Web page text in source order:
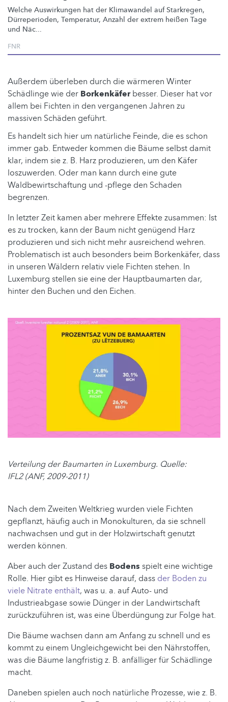
Welche Auswirkungen hat der Klimawandel auf Starkregen,
Dürreperioden, Temperatur, Anzahl der extrem heißen Tage
und Näc...
FNR
Außerdem überleben durch die wärmeren Winter
Schädlinge wie der Borkenkäferbesser. Dieser hat vor
allem bei Fichten in den vergangenen Jahren zu
massiven Schäden geführt.
Es handelt sich hier um natürliche Feinde, die es schon
immer gab. Entweder kommen die Bäume selbst damit
klar, indem sie z. B. Harz produzieren, um den Käfer
loszuwerden. Oder man kann durch eine gute
Waldbewirtschaftung und -pflege den Schaden
begrenzen.
In letzter Zeit kamen aber mehrere Effekte zusammen: Ist
es zu trocken, kann der Baum nicht genügend Harz
produzieren und sich nicht mehr ausreichend wehren.
Problematisch ist auch besonders beim Borkenkäfer, dass
in unseren Wäldern relativ viele Fichten stehen. In
Luxemburg stellen sie eine der Hauptbaumarten dar,
hinter den Buchen und den Eichen.
Verteilung der Baumarten in Luxemburg. Quelle:
IFL2 (ANF, 2009-2011)
Nach dem Zweiten Weltkrieg wurden viele Fichten
gepflanzt, häufig auch in Monokulturen, da sie schnell
nachwachsen und gut in der Holzwirtschaft genutzt
werden können.
Aber auch der Zustand des Bodens spielt eine wichtige
Rolle. Hier gibt es Hinweise darauf, dass der Boden zu
viele Nitrate enthält, was u. a. auf Auto- und
Industrieabgase sowie Dünger in der Landwirtschaft
zurückzuführen ist, was eine Überdüngung zur Folge hat.
Die Bäume wachsen dann am Anfang zu schnell und es
kommt zu einem Ungleichgewicht bei den Nährstoffen,
was die Bäume langfristig z. B. anfälliger für Schädlinge
macht.
Daneben spielen auch noch natürliche Prozesse, wie z. B.